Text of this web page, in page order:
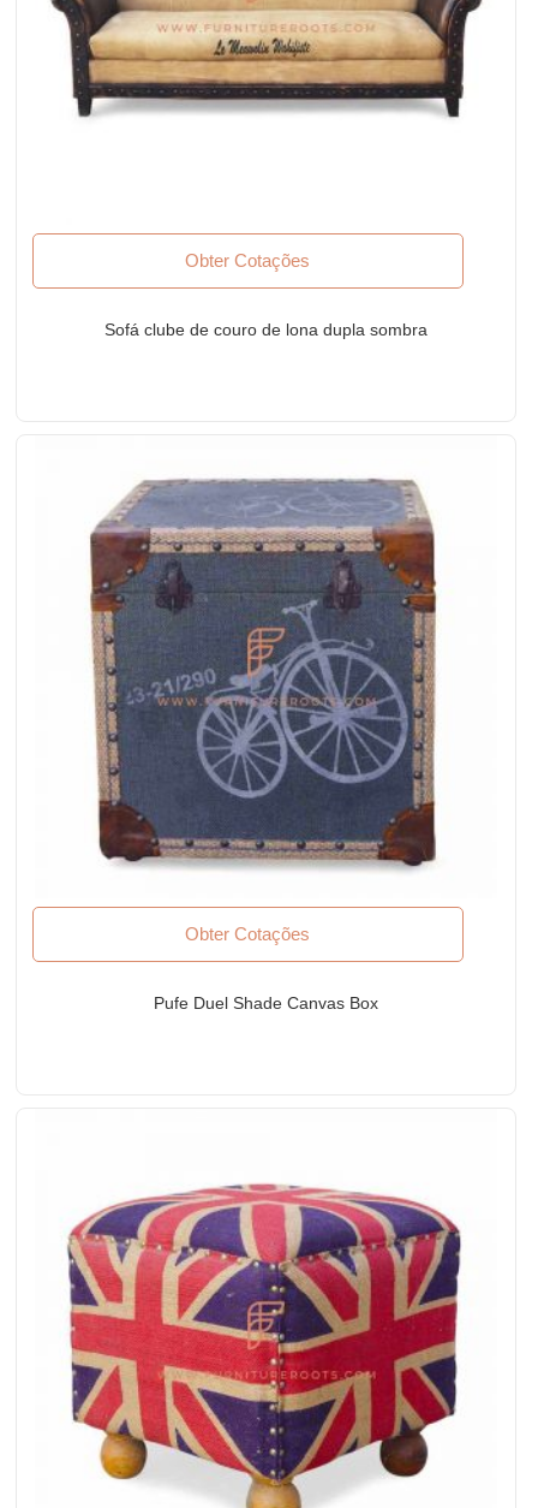
Obter Cotações
Sofá clube de couro de lona dupla sombra
Obter Cotações
Pufe Duel Shade Canvas Box